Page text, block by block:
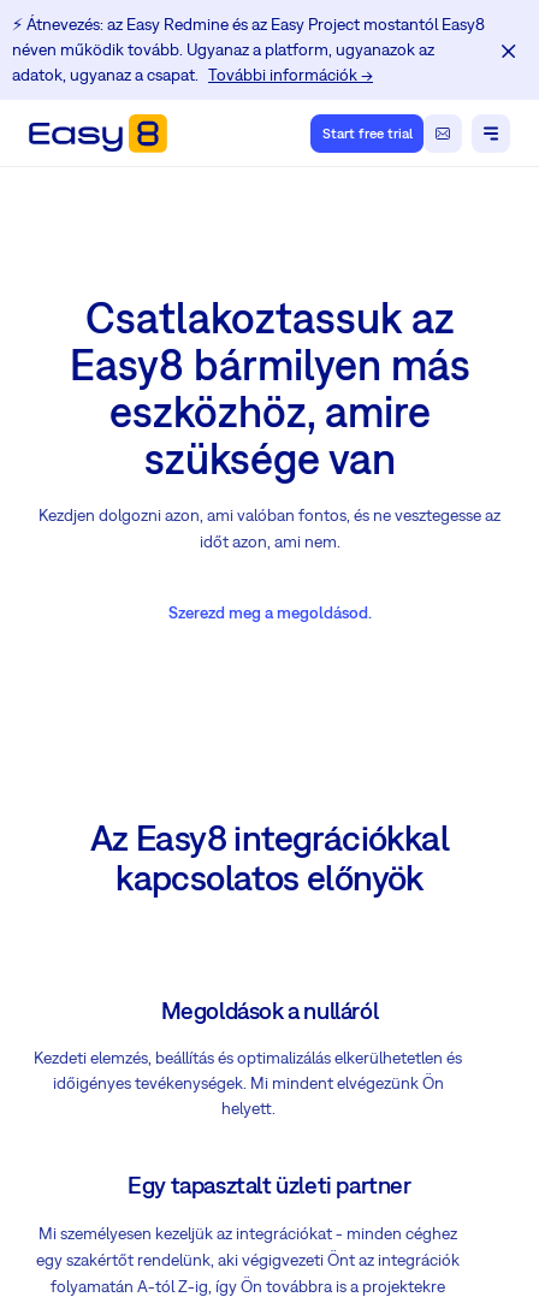
⚡️ Átnevezés: az Easy Redmine és az Easy Project mostantól Easy8
néven működik tovább. Ugyanaz a platform, ugyanazok az
adatok, ugyanaz a csapat.
További információk →
Start free trial
Csatlakoztassuk az
Easy8 bármilyen más
eszközhöz, amire
szüksége van
Kezdjen dolgozni azon, ami valóban fontos, és ne vesztegesse az
időt azon, ami nem.
Szerezd meg a megoldásod.
Az Easy8 integrációkkal
kapcsolatos előnyök
Megoldások a nulláról
Kezdeti elemzés, beállítás és optimalizálás elkerülhetetlen és
időigényes tevékenységek. Mi mindent elvégezünk Ön
helyett.
Egy tapasztalt üzleti partner
Mi személyesen kezeljük az integrációkat - minden céghez
egy szakértőt rendelünk, aki végigvezeti Önt az integrációk
folyamatán A-tól Z-ig, így Ön továbbra is a projektekre